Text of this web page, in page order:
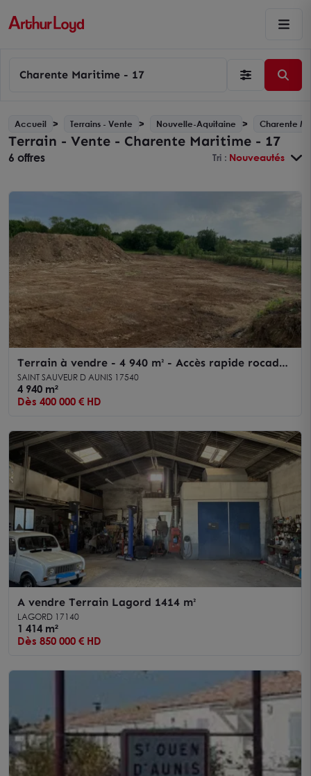
Charente Maritime - 17
Accueil Terrains - Vente Nouvelle-Aquitaine Charente
Terrain - Vente - Charente Maritime - 17
6 offres Tri : Nouveautés
Terrain à vendre - 4 940 m² - Accès rapide rocade
- Secteur Saint-Sauveur-d'Aunis
SAINT SAUVEUR D AUNIS 17540
4 940 m²
Dès 400 000 € HD
A vendre Terrain Lagord 1414 m²
LAGORD 17140
1 414 m²
Dès 850 000 € HD